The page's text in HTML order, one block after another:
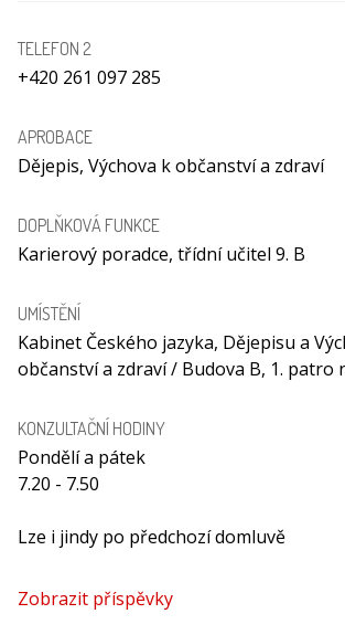
TELEFON 2
+420 261 097 285
APROBACE
Dějepis, Výchova k občanství a zdraví
DOPLŇKOVÁ FUNKCE
Karierový poradce, třídní učitel 9. B
UMÍSTĚNÍ
Kabinet Českého jazyka, Dějepisu a
občanství a zdraví / Budova B, 1. patro
KONZULTAČNÍ HODINY
Pondělí a pátek
7.20 - 7.50
Lze i jindy po předchozí domluvě
Zobrazit příspěvky